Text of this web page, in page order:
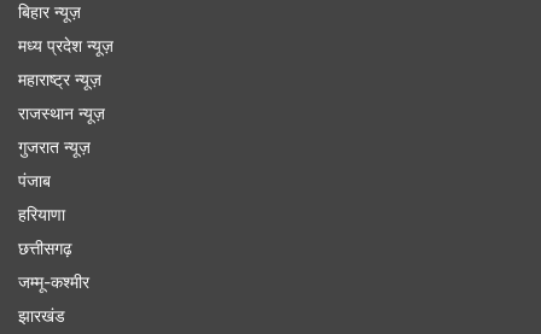
कालमेघ-
बूटी असरदार है। इससे लिवर की अग्नि को मजबूत करने में
मदद मिलती है और लिवर अपना काम बेहतर कर पाता है।
भूमि आंवला-
बिहार न्यूज़
मध्य प्रदेश न्यूज़
महाराष्ट्र न्यूज़
राजस्थान न्यूज़
गुजरात न्यूज़
पंजाब
हरियाणा
छत्तीसगढ़
जम्मू-कश्मीर
झारखंड